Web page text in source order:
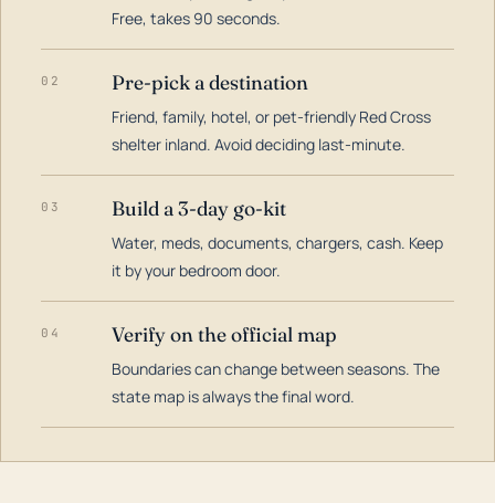
Free, takes 90 seconds.
02 Pre-pick a destination
Friend, family, hotel, or pet-friendly Red Cross
shelter inland. Avoid deciding last-minute.
03 Build a 3-day go-kit
Water, meds, documents, chargers, cash. Keep
it by your bedroom door.
04 Verify on the official map
Boundaries can change between seasons. The
state map is always the final word.